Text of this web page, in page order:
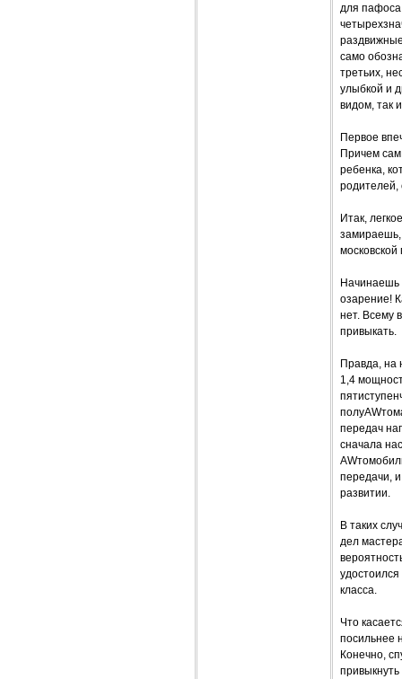
для
само
третьих,
улыбкой и
видом, так
Первое
Причем
ребенка,
родителей,
Итак,
Начинаешь
озарение!
нет. Всему
привыкать.
Правда, на
1,4
передач
сначала
передачи,
развитии.
В таких
дел
класса.
Что
посильнее
Конечно,